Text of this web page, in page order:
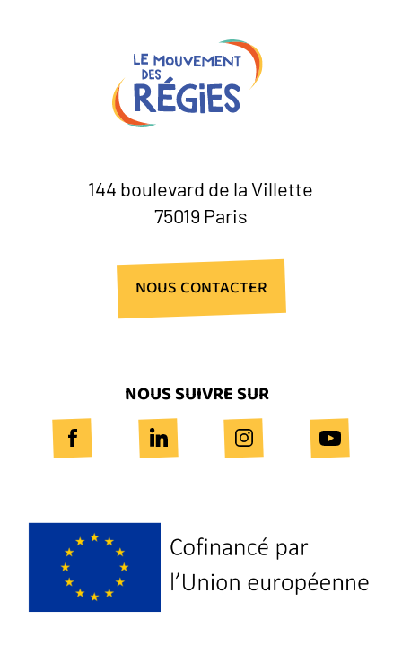
NOUS CONTACTER
144 boulevard de la Villette
75019 Paris
NOUS SUIVRE SUR
Logo
Europe